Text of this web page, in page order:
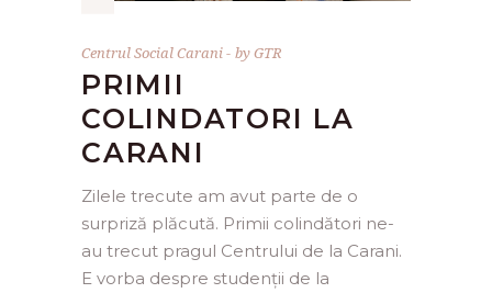
Centrul Social Carani byGTR
PRIMII
COLINDATORI LA
CARANI
Zilele trecute am avut parte de o
surpriză plăcută. Primii colindători ne-
au trecut pragul Centrului de la Carani.
E vorba despre studenții de la